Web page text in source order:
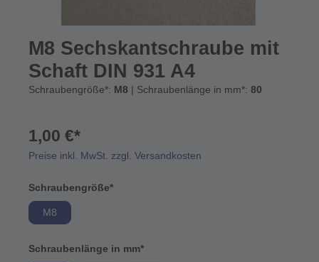
M8 Sechskantschraube mit
Schaft DIN 931 A4
Schraubengröße*: M8 | Schraubenlänge in mm*: 80
1,00 €*
Preise inkl. MwSt. zzgl. Versandkosten
Schraubengröße*
M8
Schraubenlänge in mm*